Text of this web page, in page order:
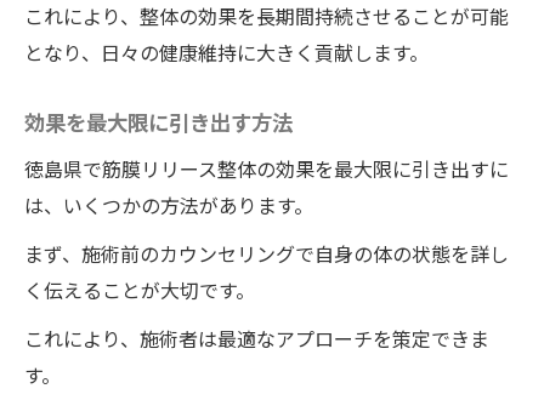
これにより、整体の効果を長期間持続させることが可能
となり、日々の健康維持に大きく貢献します。
効果を最大限に引き出す方法
徳島県で筋膜リリース整体の効果を最大限に引き出すに
は、いくつかの方法があります。
まず、施術前のカウンセリングで自身の体の状態を詳し
く伝えることが大切です。
これにより、施術者は最適なアプローチを策定できま
す。